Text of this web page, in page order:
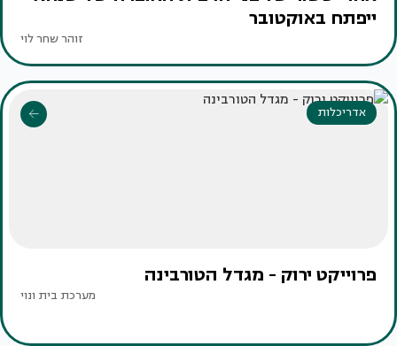
ייפתח באוקטובר
זוהר שחר לוי
אדריכלות
פרוייקט ירוק - מגדל הטורבינה
מערכת בית ונוי